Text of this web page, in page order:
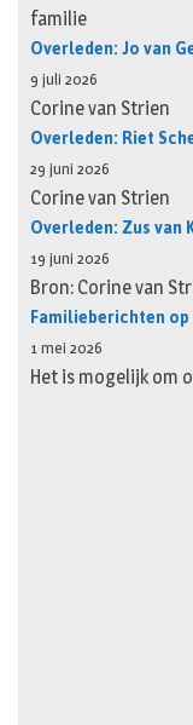
familie
Overleden: Jo van
9 juli 2026
Corine van Strien
Overleden: Riet
29 juni 2026
Corine van Strien
Overleden: Zus van
19 juni 2026
Bron: Corine van
Familieberichten
1 mei 2026
Het is mogelijk om